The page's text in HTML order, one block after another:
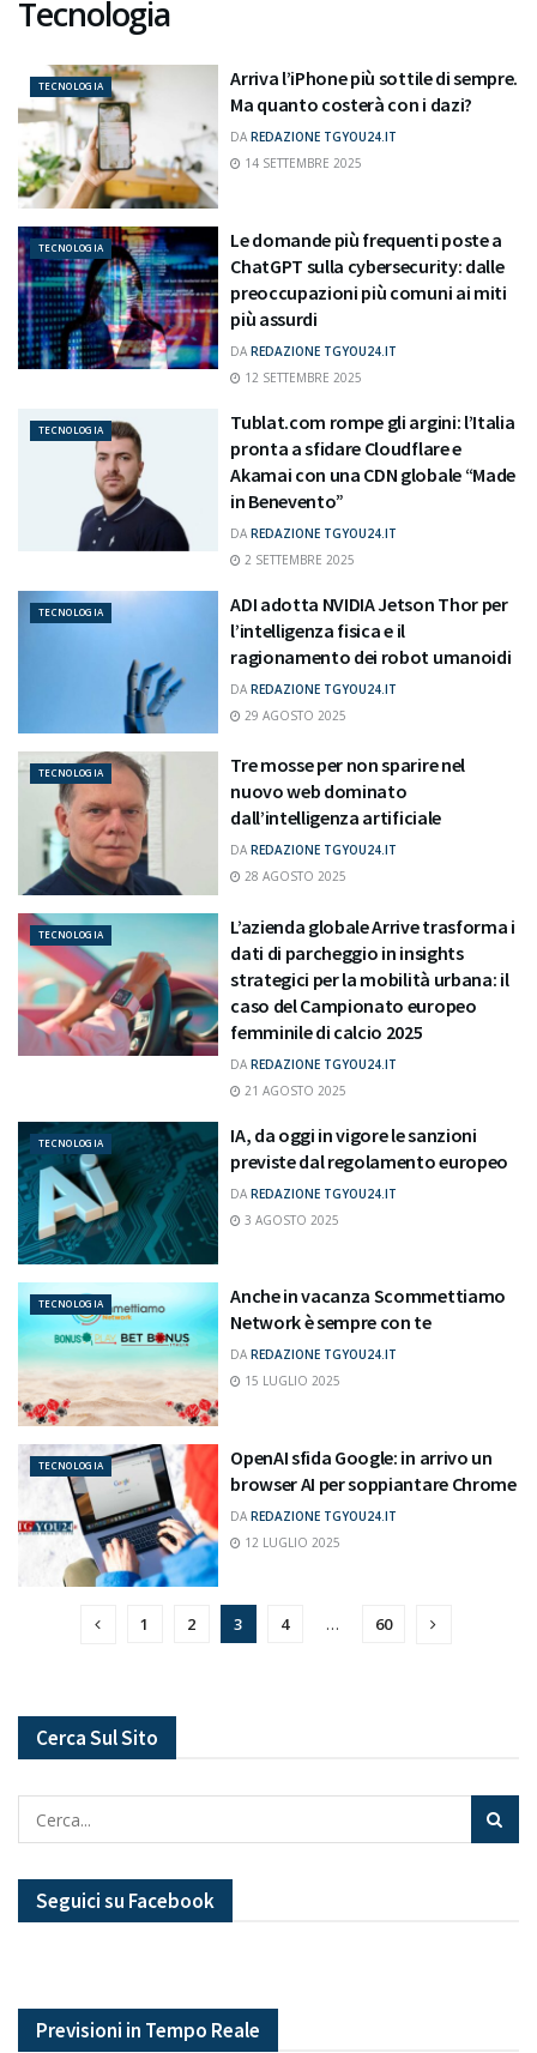
Tecnologia
TECNOLOGIA
Arriva l’iPhone più sottile di sempre.
Ma quanto costerà con i dazi?
DA REDAZIONE TGYOU24.IT
14 SETTEMBRE 2025
TECNOLOGIA
Le domande più frequenti poste a
ChatGPT sulla cybersecurity: dalle
preoccupazioni più comuni ai miti
più assurdi
DA REDAZIONE TGYOU24.IT
12 SETTEMBRE 2025
TECNOLOGIA
Tublat.com rompe gli argini: l’Italia
pronta a sfidare Cloudflare e
Akamai con una CDN globale “Made
in Benevento”
DA REDAZIONE TGYOU24.IT
2 SETTEMBRE 2025
TECNOLOGIA
ADI adotta NVIDIA Jetson Thor per
l’intelligenza fisica e il
ragionamento dei robot umanoidi
DA REDAZIONE TGYOU24.IT
29 AGOSTO 2025
TECNOLOGIA
Tre mosse per non sparire nel
nuovo web dominato
dall’intelligenza artificiale
DA REDAZIONE TGYOU24.IT
28 AGOSTO 2025
TECNOLOGIA
L’azienda globale Arrive trasforma i
dati di parcheggio in insights
strategici per la mobilità urbana: il
caso del Campionato europeo
femminile di calcio 2025
DA REDAZIONE TGYOU24.IT
21 AGOSTO 2025
TECNOLOGIA
IA, da oggi in vigore le sanzioni
previste dal regolamento europeo
DA REDAZIONE TGYOU24.IT
3 AGOSTO 2025
TECNOLOGIA
Anche in vacanza Scommettiamo
Network è sempre con te
DA REDAZIONE TGYOU24.IT
15 LUGLIO 2025
TECNOLOGIA
OpenAI sfida Google: in arrivo un
browser AI per soppiantare Chrome
DA REDAZIONE TGYOU24.IT
12 LUGLIO 2025
1 2 3 4 … 60
Cerca Sul Sito
Seguici su Facebook
Previsioni in Tempo Reale